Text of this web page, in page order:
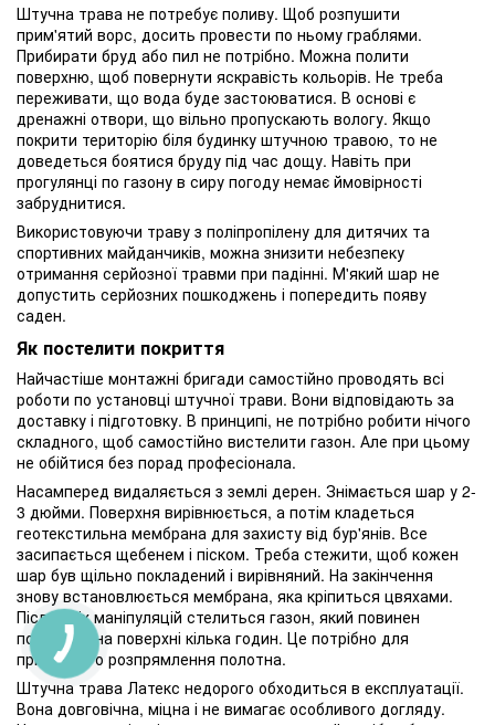
Штучна трава не потребує поливу. Щоб розпушити
прим'ятий ворс, досить провести по ньому граблями.
Прибирати бруд або пил не потрібно. Можна полити
поверхню, щоб повернути яскравість кольорів. Не треба
переживати, що вода буде застоюватися. В основі є
дренажні отвори, що вільно пропускають вологу. Якщо
покрити територію біля будинку штучною травою, то не
доведеться боятися бруду під час дощу. Навіть при
прогулянці по газону в сиру погоду немає ймовірності
забруднитися.
Використовуючи траву з поліпропілену для дитячих та
спортивних майданчиків, можна знизити небезпеку
отримання серйозної травми при падінні. М'який шар не
допустить серйозних пошкоджень і попередить появу
саден.
Як постелити покриття
Найчастіше монтажні бригади самостійно проводять всі
роботи по установці штучної трави. Вони відповідають за
доставку і підготовку. В принципі, не потрібно робити нічого
складного, щоб самостійно вистелити газон. Але при цьому
не обійтися без порад професіонала.
Насамперед видаляється з землі дерен. Знімається шар у 2-
3 дюйми. Поверхня вирівнюється, а потім кладеться
геотекстильна мембрана для захисту від бур'янів. Все
засипається щебенем і піском. Треба стежити, щоб кожен
шар був щільно покладений і вирівняний. На закінчення
знову встановлюється мембрана, яка кріпиться цвяхами.
Після всіх маніпуляцій стелиться газон, який повинен
полежати на поверхні кілька годин. Це потрібно для
природного розпрямлення полотна.
Штучна трава Латекс недорого обходиться в експлуатації.
Вона довговічна, міцна і не вимагає особливого догляду.